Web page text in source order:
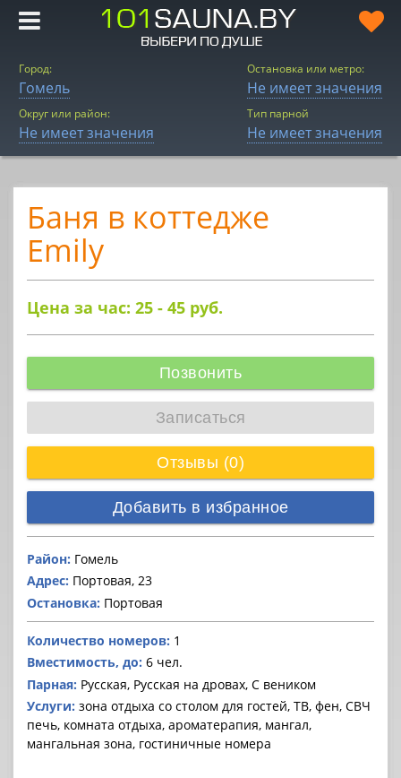
Город:
Гомель
Округ или район:
Не имеет значения
Остановка или метро:
Не имеет значения
Тип парной
Не имеет значения
Баня в коттедже
Emily
Цена за час: 25 - 45 руб.
Позвонить
Записаться
Отзывы (0)
Добавить в избранное
Район: Гомель
Адрес: Портовая, 23
Остановка: Портовая
Количество номеров: 1
Вместимость, до: 6 чел.
Парная: Русская, Русская на дровах, С веником
Услуги: зона отдыха со столом для гостей, ТВ, фен, СВЧ
печь, комната отдыха, ароматерапия, мангал,
мангальная зона, гостиничные номера